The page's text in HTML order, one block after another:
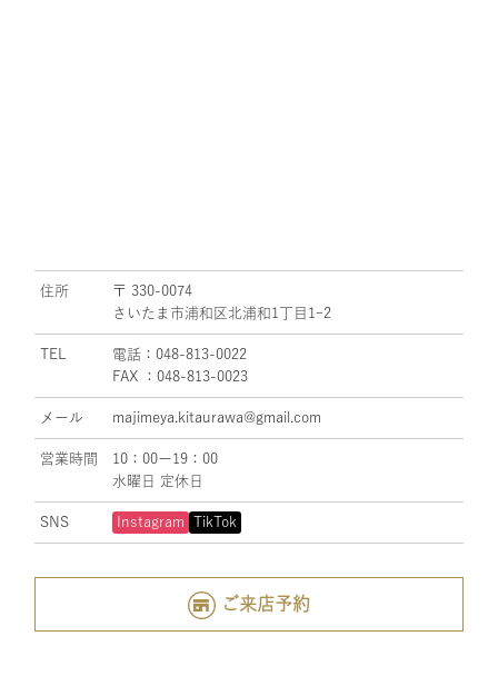
住所
〒 330-0074
さいたま市浦和区北浦和1丁目1ｰ2
TEL
電話：048-813-0022
FAX ：048-813-0023
メール majimeya.kitaurawa@gmail.com
営業時間
10：00ー19：00
水曜日 定休日
SNS Instagram TikTok
ご来店予約